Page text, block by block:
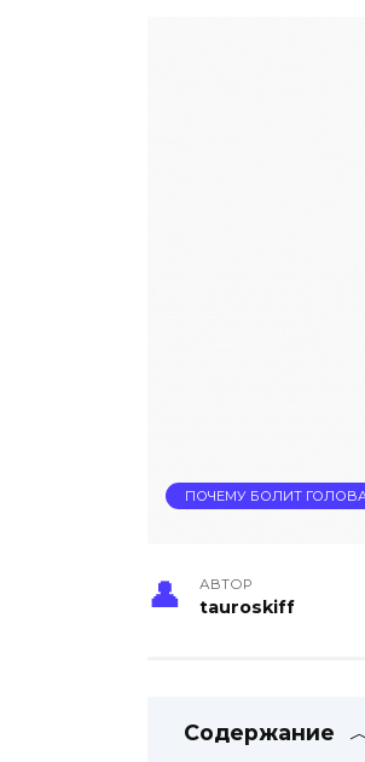
ПОЧЕМУ БОЛИТ
АВТОР
tauroskiff
Содержание